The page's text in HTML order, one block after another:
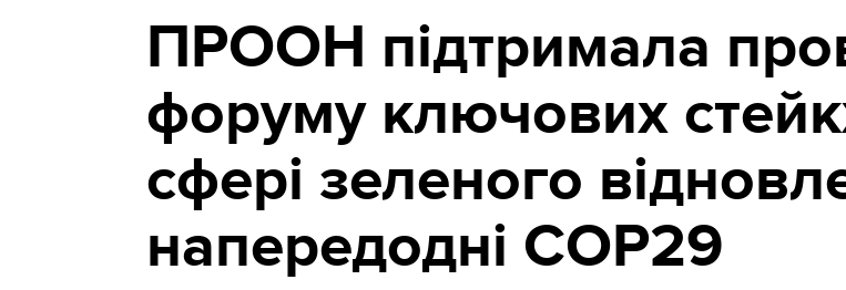
ПРООН підтримала
форуму ключових
сфері зеленого
напередодні СОР29